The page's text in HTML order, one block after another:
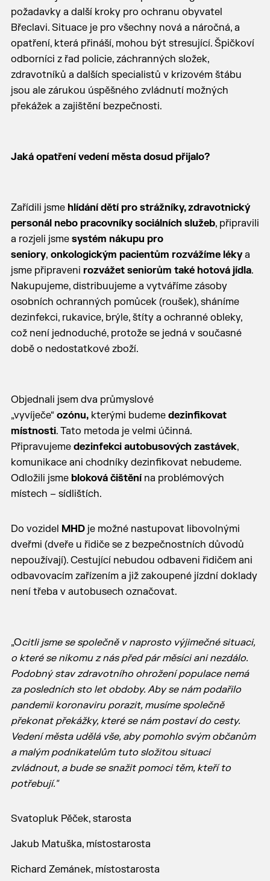
požadavky a další kroky pro ochranu obyvatel
Břeclavi. Situace je pro všechny nová a náročná, a
opatření, která přináší, mohou být stresující. Špičkoví
odborníci z řad policie, záchranných složek,
zdravotníků a dalších specialistů v krizovém štábu
jsou ale zárukou úspěšného zvládnutí možných
překážek a zajištění bezpečnosti.
Jaká opatření vedení města dosud přijalo?
Zařídili jsme hlídání dětí pro strážníky, zdravotnický
personál nebo pracovníky sociálních služeb, připravili
a rozjeli jsme systém nákupu pro
seniory, onkologickým pacientům rozvážíme lékya
jsme připraveni rozvážet seniorům také hotová jídla.
Nakupujeme, distribuujeme a vytváříme zásoby
osobních ochranných pomůcek (roušek), sháníme
dezinfekci, rukavice, brýle, štíty a ochranné obleky,
což není jednoduché, protože se jedná v současné
době o nedostatkové zboží.
Objednali jsem dva průmyslové
„vyvíječe“ ozónu, kterými budeme dezinfikovat
místnosti. Tato metoda je velmi účinná.
Připravujeme dezinfekci autobusových zastávek,
komunikace ani chodníky dezinfikovat nebudeme.
Odložili jsme bloková čištěnína problémových
místech – sídlištích.
Do vozidel MHDje možné nastupovat libovolnými
dveřmi (dveře u řidiče se z bezpečnostních důvodů
nepoužívají). Cestující nebudou odbaveni řidičem ani
odbavovacím zařízením a již zakoupené jízdní doklady
není třeba v autobusech označovat.
„Ocitli jsme se společně v naprosto výjimečné situaci,
o které se nikomu z nás před pár měsíci ani nezdálo.
Podobný stav zdravotního ohrožení populace nemá
za posledních sto let obdoby. Aby se nám podařilo
pandemii koronaviru porazit, musíme společně
překonat překážky, které se nám postaví do cesty.
Vedení města udělá vše, aby pomohlo svým občanům
a malým podnikatelům tuto složitou situaci
zvládnout, a bude se snažit pomoci těm, kteří to
potřebují."
Svatopluk Pěček, starosta
Jakub Matuška, místostarosta
Richard Zemánek, místostarosta